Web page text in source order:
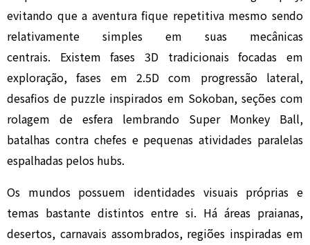
evitando que a aventura fique repetitiva mesmo sendo
relativamente simples em suas mecânicas
centrais. Existem fases 3D tradicionais focadas em
exploração, fases em 2.5D com progressão lateral,
desafios de puzzle inspirados em Sokoban, seções com
rolagem de esfera lembrando Super Monkey Ball,
batalhas contra chefes e pequenas atividades paralelas
espalhadas pelos hubs.
Os mundos possuem identidades visuais próprias e
temas bastante distintos entre si. Há áreas praianas,
desertos, carnavais assombrados, regiões inspiradas em